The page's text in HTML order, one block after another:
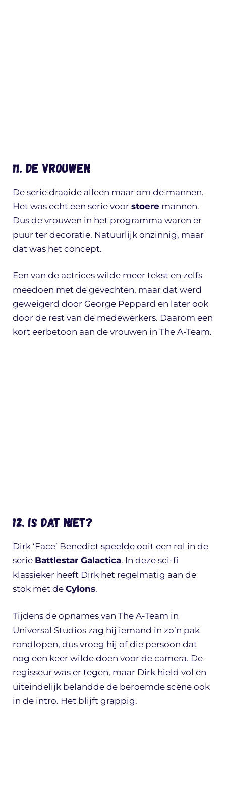
11. De vrouwen
De serie draaide alleen maar om de mannen.
Het was echt een serie voor stoere mannen.
Dus de vrouwen in het programma waren er
puur ter decoratie. Natuurlijk onzinnig, maar
dat was het concept.
Een van de actrices wilde meer tekst en zelfs
meedoen met de gevechten, maar dat werd
geweigerd door George Peppard en later ook
door de rest van de medewerkers. Daarom een
kort eerbetoon aan de vrouwen in The A-Team.
12. Is dat niet?
Dirk ‘Face’ Benedict speelde ooit een rol in de
serie Battlestar Galactica. In deze sci-fi
klassieker heeft Dirk het regelmatig aan de
stok met de Cylons.
Tijdens de opnames van The A-Team in
Universal Studios zag hij iemand in zo’n pak
rondlopen, dus vroeg hij of die persoon dat
nog een keer wilde doen voor de camera. De
regisseur was er tegen, maar Dirk hield vol en
uiteindelijk belandde de beroemde scène ook
in de intro. Het blijft grappig.